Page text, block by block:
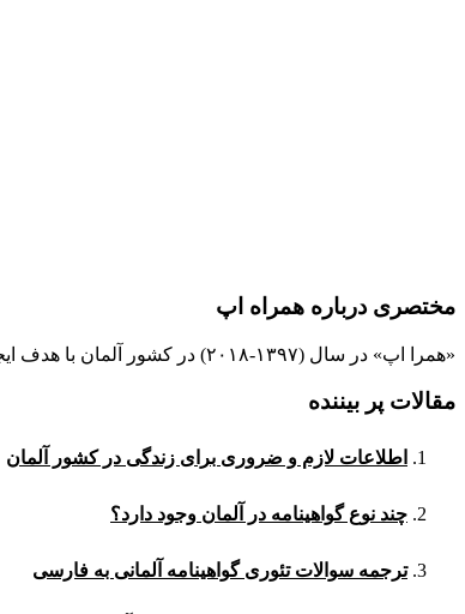
مختصری درباره همراه اپ
«همرا اپ» در سال (۱۳۹۷-۲۰۱۸) در کشور آلمان با هدف ایجاد اولین دیجیتال بانک بین المللی مشاغل و نیازمندیها برای فارسی زبانان تهیه و برنامه ریزی شده است و کلیه حقوق آن به این وب سایت تعلق دارد.
مقالات پر بیننده
اطلاعات لازم و ضروری برای زندگی در کشور آلمان
چند نوع گواهینامه در آلمان وجود دارد؟
ترجمه سوالات تئوری گواهینامه آلمانی به فارسی